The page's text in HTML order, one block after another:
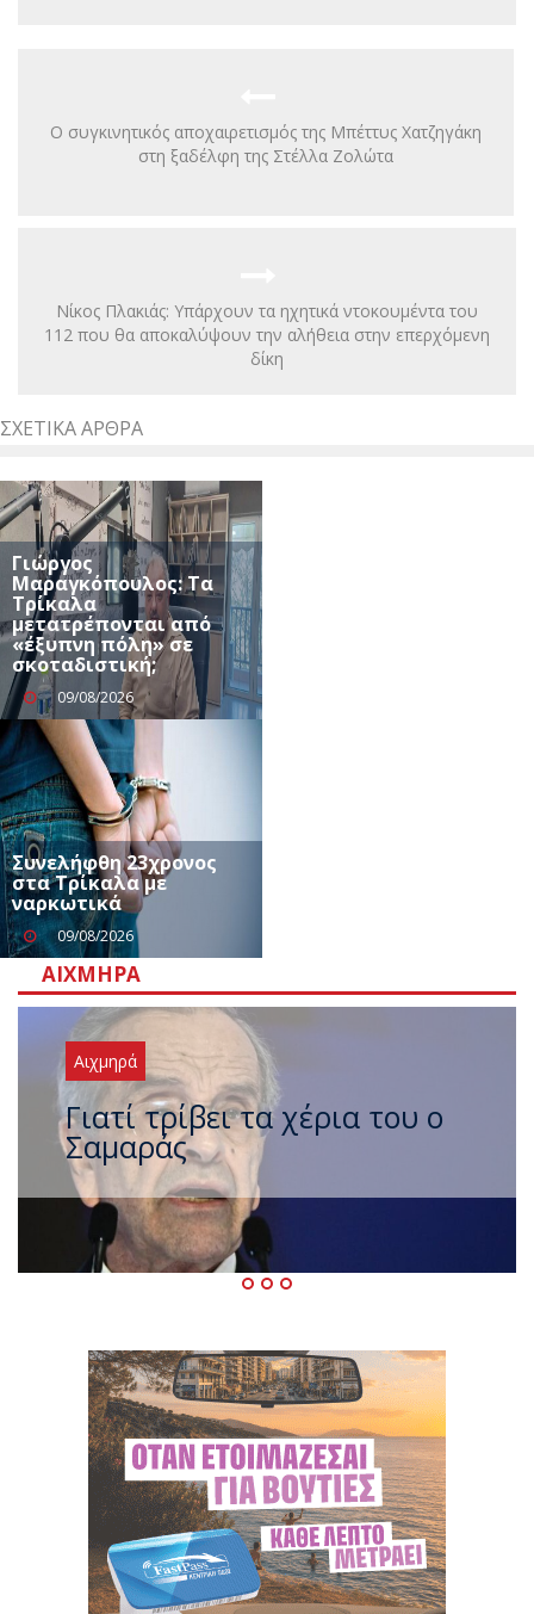
Ο συγκινητικός αποχαιρετισμός της Μπέττυς Χατζηγάκη
στη ξαδέλφη της Στέλλα Ζολώτα
Νίκος Πλακιάς: Υπάρχουν τα ηχητικά ντοκουμέντα του
112 που θα αποκαλύψουν την αλήθεια στην επερχόμενη
δίκη
ΣΧΕΤΙΚΆ ΆΡΘΡΑ
Γιώργος
Μαραγκόπουλος: Τα
Τρίκαλα
μετατρέπονται από
«έξυπνη πόλη» σε
σκοταδιστική;
09/08/2026
Συνελήφθη 23χρονος
στα Τρίκαλα με
ναρκωτικά
09/08/2026
ΑΙΧΜΗΡΆ
Αιχμηρά
Ξαναχτύπησαν